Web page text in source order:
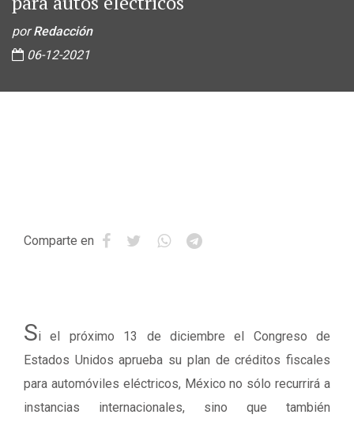
porRedacción
06-12-2021
Comparte en
Si el próximo 13 de diciembre el Congreso de
Estados Unidos aprueba su plan de créditos fiscales
para automóviles eléctricos, México no sólo recurrirá a
instancias internacionales, sino que también